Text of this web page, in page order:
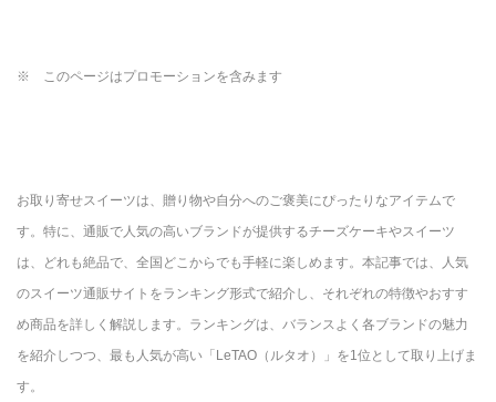
※ このページはプロモーションを含みます
お取り寄せスイーツは、贈り物や自分へのご褒美にぴったりなアイテムで
す。特に、通販で人気の高いブランドが提供するチーズケーキやスイーツ
は、どれも絶品で、全国どこからでも手軽に楽しめます。本記事では、人気
のスイーツ通販サイトをランキング形式で紹介し、それぞれの特徴やおすす
め商品を詳しく解説します。ランキングは、バランスよく各ブランドの魅力
を紹介しつつ、最も人気が高い「LeTAO（ルタオ）」を1位として取り上げま
す。